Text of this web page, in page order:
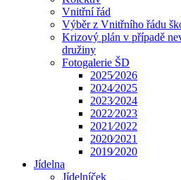
Vnitřní řád
Výběr z Vnitřního řádu
Krizový plán v případě
družiny
Fotogalerie ŠD
2025⁄2026
2024⁄2025
2023⁄2024
2022⁄2023
2021⁄2022
2020⁄2021
2019⁄2020
Jídelna
Jídelníček